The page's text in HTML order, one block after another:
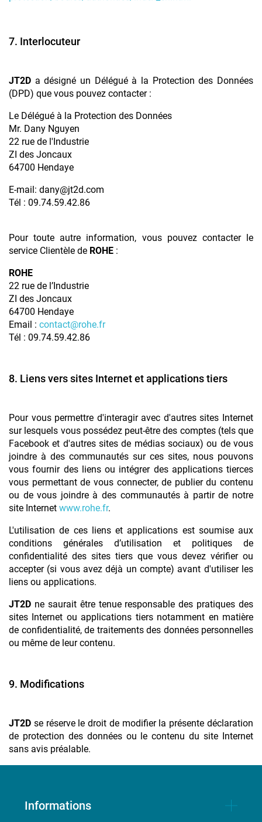
7. Interlocuteur
JT2D a désigné un Délégué à la Protection des Données
(DPD) que vous pouvez contacter :
Le Délégué à la Protection des Données
Mr. Dany Nguyen
22 rue de l'Industrie
ZI des Joncaux
64700 Hendaye
E-mail: dany@jt2d.com
Tél : 09.74.59.42.86
Pour toute autre information, vous pouvez contacter le
service Clientèle de ROHE :
ROHE
22 rue de l’Industrie
ZI des Joncaux
64700 Hendaye
Email : contact@rohe.fr
Tél : 09.74.59.42.86
8. Liens vers sites Internet et applications tiers
Pour vous permettre d'interagir avec d'autres sites Internet
sur lesquels vous possédez peut-être des comptes (tels que
Facebook et d'autres sites de médias sociaux) ou de vous
joindre à des communautés sur ces sites, nous pouvons
vous fournir des liens ou intégrer des applications tierces
vous permettant de vous connecter, de publier du contenu
ou de vous joindre à des communautés à partir de notre
site Internet www.rohe.fr.
L'utilisation de ces liens et applications est soumise aux
conditions générales d’utilisation et politiques de
confidentialité des sites tiers que vous devez vérifier ou
accepter (si vous avez déjà un compte) avant d'utiliser les
liens ou applications.
JT2D ne saurait être tenue responsable des pratiques des
sites Internet ou applications tiers notamment en matière
de confidentialité, de traitements des données personnelles
ou même de leur contenu.
9. Modifications
JT2D se réserve le droit de modifier la présente déclaration
de protection des données ou le contenu du site Internet
sans avis préalable.
Informations